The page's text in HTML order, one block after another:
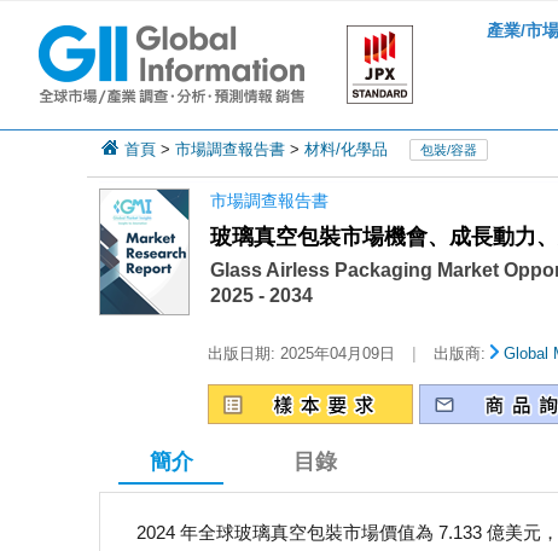
產業/市
首頁 > 市場調查報告書 > 材料/化學品 包裝/容器
市場調查報告書
玻璃真空包裝市場機會、成長動力
Glass Airless Packaging Market
2025 - 2034
出版日期: 2025年04月09日 | 出版商: Global
簡介 目錄
2024 年全球玻璃真空包裝市場價值為 7.133 億美元